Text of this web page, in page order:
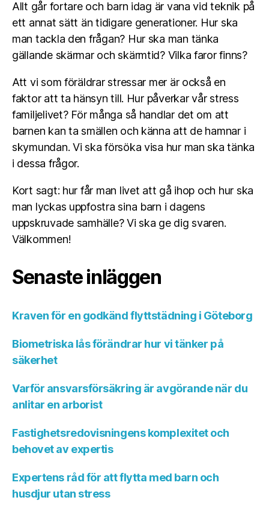
Allt går fortare och barn idag är vana vid teknik på
ett annat sätt än tidigare generationer. Hur ska
man tackla den frågan? Hur ska man tänka
gällande skärmar och skärmtid? Vilka faror finns?
Att vi som föräldrar stressar mer är också en
faktor att ta hänsyn till. Hur påverkar vår stress
familjelivet? För många så handlar det om att
barnen kan ta smällen och känna att de hamnar i
skymundan. Vi ska försöka visa hur man ska tänka
i dessa frågor.
Kort sagt: hur får man livet att gå ihop och hur ska
man lyckas uppfostra sina barn i dagens
uppskruvade samhälle? Vi ska ge dig svaren.
Välkommen!
Senaste inläggen
Kraven för en godkänd flyttstädning i Göteborg
Biometriska lås förändrar hur vi tänker på
säkerhet
Varför ansvarsförsäkring är avgörande när du
anlitar en arborist
Fastighetsredovisningens komplexitet och
behovet av expertis
Expertens råd för att flytta med barn och
husdjur utan stress